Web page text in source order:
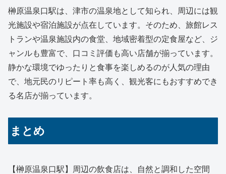
榊原温泉口駅は、津市の温泉地として知られ、周辺には観
光施設や宿泊施設が点在しています。そのため、旅館レス
トランや温泉施設内の食堂、地域密着型の定食屋など、ジ
ャンルも豊富で、口コミ評価も高い店舗が揃っています。
静かな環境でゆったりと食事を楽しめるのが人気の理由
で、地元民のリピート率も高く、観光客にもおすすめでき
る名店が揃っています。
まとめ
【榊原温泉口駅】周辺の飲食店は、自然と調和した空間